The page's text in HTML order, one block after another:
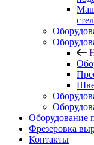
Оборудование
Фрезеровка
Контакты